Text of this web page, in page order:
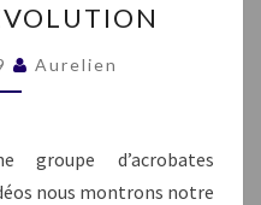
Aurelien
groupe d’acrobates
nous montrons notre